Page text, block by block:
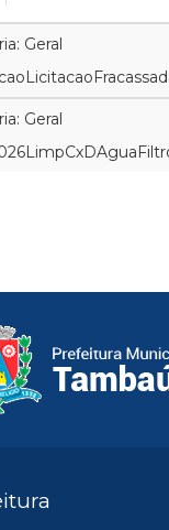
Geral
Geral